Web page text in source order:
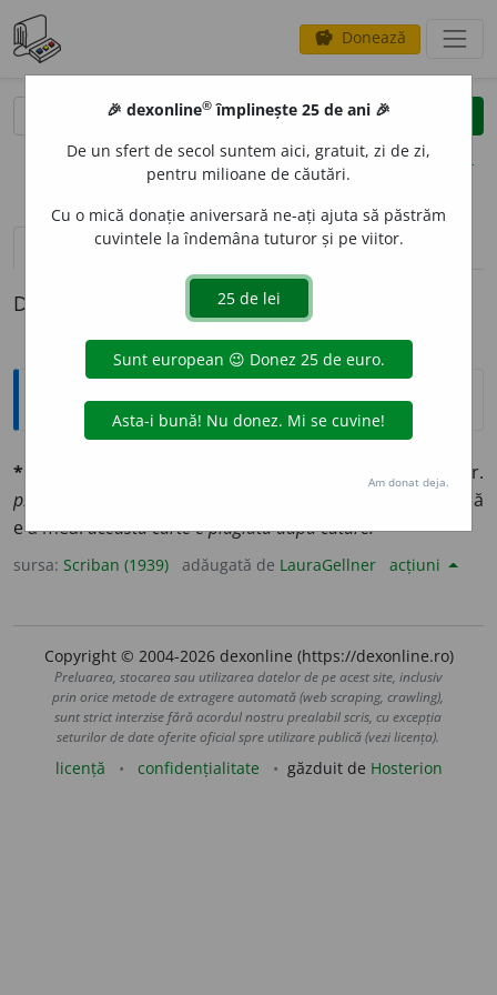
savings Donează
clear
opțiuni
definiții (1)
Definiția cu ID-ul 694437:
Explicative DEX
*plagiéz
fr.
plagier
). Fur ideile altuĭa, copiez opera cuĭva și declar că
e a mea:această carte e plagiată după cutare.
sursa: Scriban (1939) adăugată de LauraGellner acțiuni
Copyright © 2004-2026 dexonline (https://dexonline.ro)
Preluarea, stocarea sau utilizarea datelor de pe acest site, inclusiv
prin orice metode de extragere automată (web scraping, crawling),
sunt strict interzise fără acordul nostru prealabil scris, cu excepția
seturilor de date oferite oficial spre utilizare publică (vezi licența).
licență confidențialitate găzduit de Hosterion
🎉 dexonline® împlinește 25 de ani 🎉
De un sfert de secol suntem aici, gratuit, zi de zi,
pentru milioane de căutări.
Cu o mică donație aniversară ne-ați ajuta să păstrăm
cuvintele la îndemâna tuturor și pe viitor.
Am donat deja.